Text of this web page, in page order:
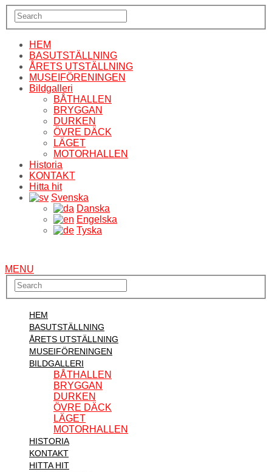
HEM
BASUTSTÄLLNING
ÅRETS UTSTÄLLNING
MUSEIFÖRENINGEN
Bildgalleri
BÅTHALLEN
BRYGGAN
DURKEN
ÖVRE DÄCK
LÄGET
MOTORHALLEN
Historia
KONTAKT
Hitta hit
Svenska
Danska
Engelska
Tyska
MENU
HEM
BASUTSTÄLLNING
ÅRETS UTSTÄLLNING
MUSEIFÖRENINGEN
BILDGALLERI
BÅTHALLEN
BRYGGAN
DURKEN
ÖVRE DÄCK
LÄGET
MOTORHALLEN
HISTORIA
KONTAKT
HITTA HIT